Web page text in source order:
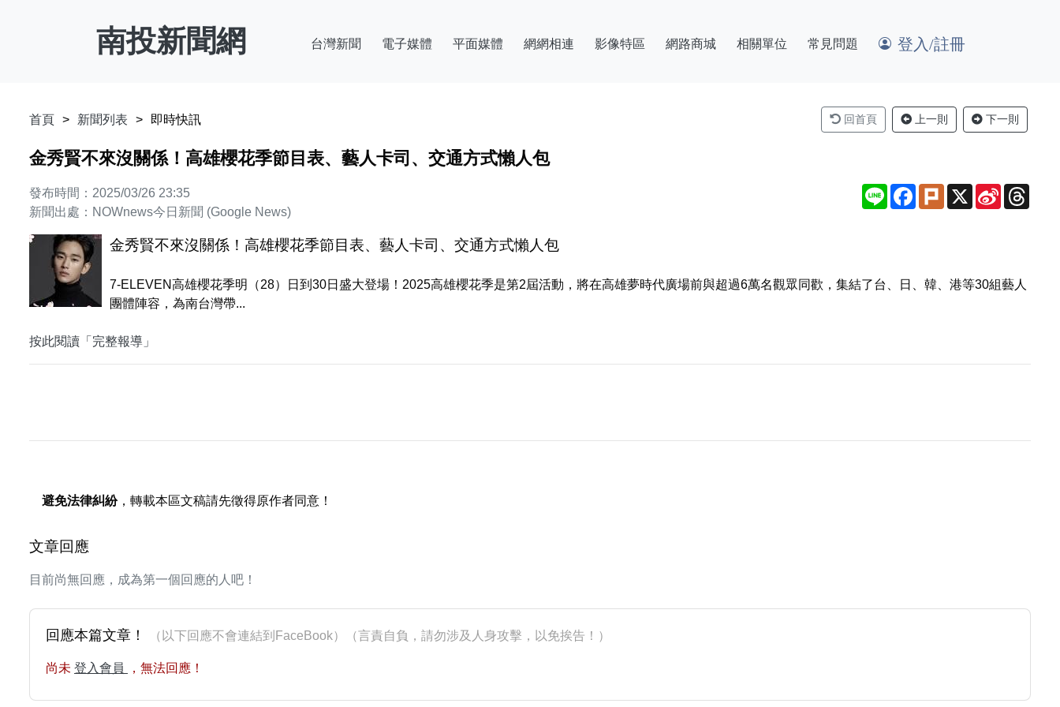
南投新聞網 台灣新聞 電子媒體 平面媒體 網網相連 影像特區 網路商城 相關單位 常見問題 登入/註冊
首頁 新聞列表 即時快訊 回首頁 上一則 下一則
金秀賢不來沒關係！高雄櫻花季節目表、藝人卡司、交通方式懶人包
發布時間：2025/03/26 23:35
新聞出處：NOWnews今日新聞 (Google News)
Line Facebook
Plurk X
Sina
Weibo
金秀賢不來沒關係！高雄櫻花季節目表、藝人卡司、交通方式懶人包
7-ELEVEN高雄櫻花季明（28）日到30日盛大登場！2025高雄櫻花季是第2屆活動，將在高雄夢時代廣場前與超過6萬名觀眾同歡，集結了台、日、韓、港等30組藝人
團體陣容，為南台灣帶...
按此閱讀「完整報導」
避免法律糾紛，轉載本區文稿請先徵得原作者同意！
文章回應
目前尚無回應，成為第一個回應的人吧！
回應本篇文章！ （以下回應不會連結到FaceBook）（言責自負，請勿涉及人身攻擊，以免挨告！）
尚未 登入會員 ，無法回應！